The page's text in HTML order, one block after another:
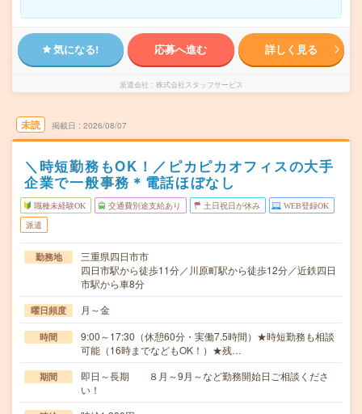
気になる! 応募へ進む 詳しく見る
派遣会社 株式会社スタッフサービス
未読 掲載日 2026/08/07
＼時短勤務もOK！／ピカピカオフィスの大手
企業で一般事務＊電話ほぼなし
職種未経験OK 交通費別途支給あり 土日祝日が休み WEB登録OK
派遣
勤務地
三重県四日市市
四日市駅から徒歩11分／川原町駅から徒歩12分／近鉄四日
市駅から車8分
曜日頻度 月～金
時間
9:00～17:30（休憩60分・実働7.5時間）★時短勤務も相談
可能（16時までなどもOK！）★残…
期間
即日～長期 ８月～9月～など勤務開始日ご相談くださ
い！